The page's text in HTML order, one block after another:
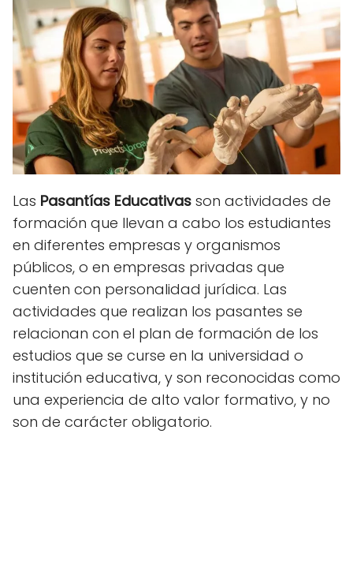
Las Pasantías Educativas son actividades de
formación que llevan a cabo los estudiantes
en diferentes empresas y organismos
públicos, o en empresas privadas que
cuenten con personalidad jurídica. Las
actividades que realizan los pasantes se
relacionan con el plan de formación de los
estudios que se curse en la universidad o
institución educativa, y son reconocidas como
una experiencia de alto valor formativo, y no
son de carácter obligatorio.